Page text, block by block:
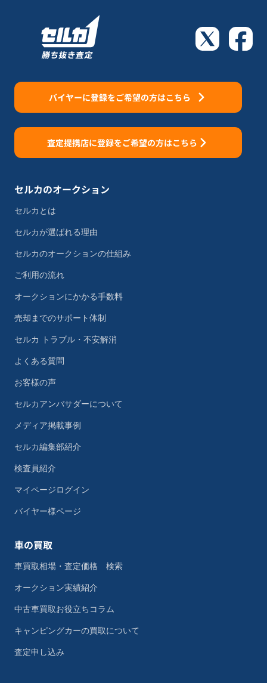
バイヤーに登録をご希望の方はこちら
査定提携店に登録をご希望の方はこちら
セルカのオークション
セルカとは
セルカが選ばれる理由
セルカのオークションの仕組み
ご利用の流れ
オークションにかかる手数料
売却までのサポート体制
セルカ トラブル・不安解消
よくある質問
お客様の声
セルカアンバサダーについて
メディア掲載事例
セルカ編集部紹介
検査員紹介
マイページログイン
バイヤー様ページ
車の買取
車買取相場・査定価格 検索
オークション実績紹介
中古車買取お役立ちコラム
キャンピングカーの買取について
査定申し込み